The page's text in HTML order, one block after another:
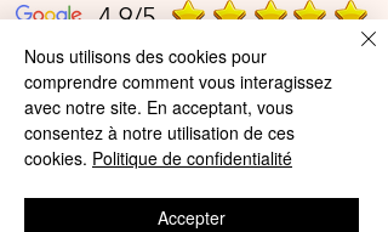
4,9/5
4,9/5
Offres et Services
Nous utilisons des cookies pour
comprendre comment vous interagissez
avec notre site. En acceptant, vous
consentez à notre utilisation de ces
cookies. Politique de confidentialité
Accepter